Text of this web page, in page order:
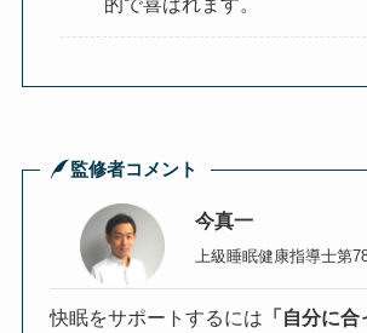
監修者コメント
今真一
上級睡眠健康指導士第
快眠をサポートするには 「自分に